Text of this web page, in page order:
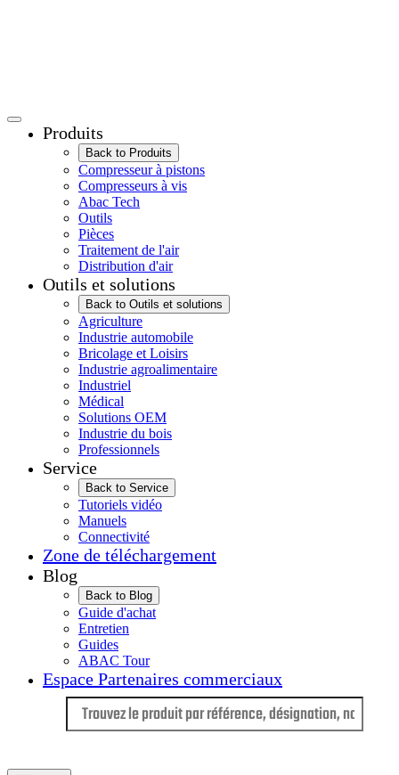
Produits
Back to Produits
Compresseur à pistons
Compresseurs à vis
Abac Tech
Outils
Pièces
Traitement de l'air
Distribution d'air
Outils et solutions
Back to Outils et solutions
Agriculture
Industrie automobile
Bricolage et Loisirs
Industrie agroalimentaire
Industriel
Médical
Solutions OEM
Industrie du bois
Professionnels
Service
Back to Service
Tutoriels vidéo
Manuels
Connectivité
Zone de téléchargement
Blog
Back to Blog
Guide d'achat
Entretien
Guides
ABAC Tour
Espace Partenaires commerciaux